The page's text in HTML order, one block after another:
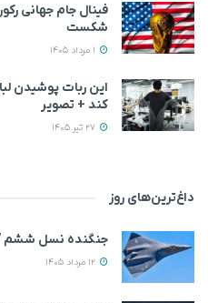
فینال جام جهانی
شکست
این ربات پوشیدن
کند + تصویر
داغ‌ترین‌های روز
جنگنده نسل ششم F-47 در مسیر نخستین پرواز